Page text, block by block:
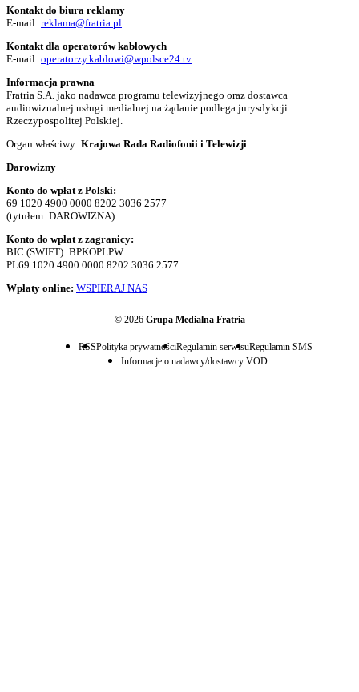
Kontakt do biura reklamy
E-mail: reklama@fratria.pl
Kontakt dla operatorów kablowych
E-mail: operatorzy.kablowi@wpolsce24.tv
Informacja prawna
Fratria S.A. jako nadawca programu telewizyjnego oraz dostawca
audiowizualnej usługi medialnej na żądanie podlega jurysdykcji
Rzeczypospolitej Polskiej.
Organ właściwy: Krajowa Rada Radiofonii i Telewizji
Darowizny
Konto do wpłat z Polski:
69 1020 4900 0000 8202 3036 2577
(tytułem: DAROWIZNA)
Konto do wpłat z zagranicy:
BIC (SWIFT): BPKOPLPW
PL69 1020 4900 0000 8202 3036 2577
Wpłaty online: WSPIERAJ NAS
© 2026 Grupa Medialna Fratria
RSSPolityka prywatnościRegulamin serwisuRegulamin SMS
Informacje o nadawcy/dostawcy VOD